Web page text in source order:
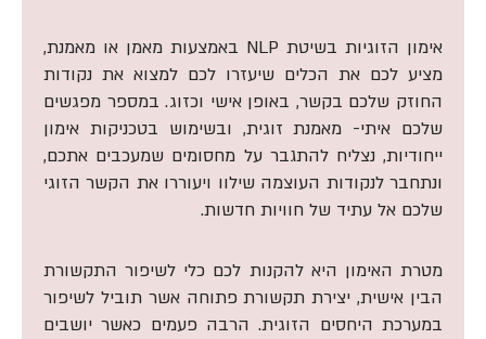
אימון הזוגיות בשיטת NLP באמצעות מאמן או מאמנת,
מציע לכם את הכלים שיעזרו לכם למצוא את נקודות
החוזק שלכם בקשר, באופן אישי וכזוג. במספר מפגשים
שלכם איתי- מאמנת זוגית, ובשימוש בטכניקות אימון
ייחודיות, נצליח להתגבר על מחסומים שמעכבים אתכם,
ונתחבר לנקודות העוצמה שילוו ויעוררו את הקשר הזוגי
שלכם אל עתיד של חוויות חדשות.
מטרת האימון היא להקנות לכם כלי לשיפור התקשורת
הבין אישית, יצירת תקשורת פתוחה אשר תוביל לשיפור
במערכת היחסים הזוגית. הרבה פעמים כאשר יושבים